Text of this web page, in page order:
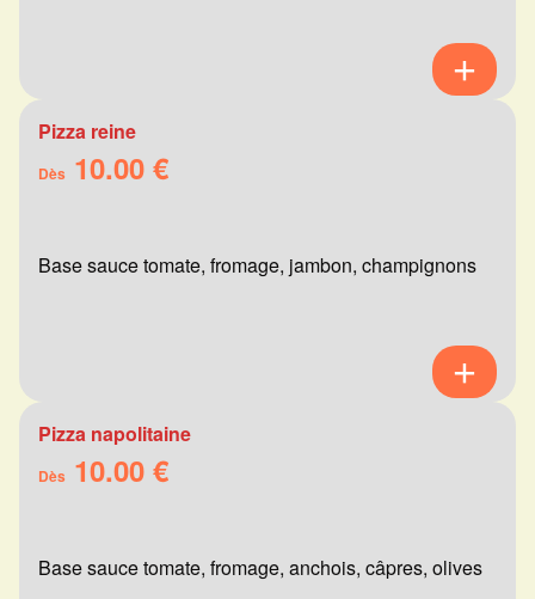
Pizza reine
Dès 10.00 €
Base sauce tomate, fromage, jambon, champignons
Pizza napolitaine
Dès 10.00 €
Base sauce tomate, fromage, anchois, câpres, olives